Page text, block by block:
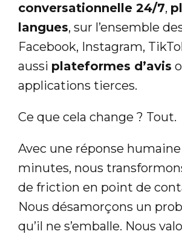
conversationnelle 24/7,
langues, sur l’ensemble
Facebook, Instagram,
aussi plateformes d’avis
applications tierces.
Ce que cela change ? Tout.
Avec une réponse
minutes, nous
de friction en point de
Nous désamorçons un
qu’il ne s’emballe. Nous